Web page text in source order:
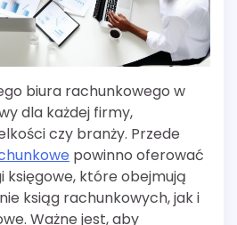
biura rachunkowego w
dla każdej firmy,
czy branży. Przede
powinno oferować
księgowe, które obejmują
ksiąg rachunkowych, jak i
Ważne jest, aby